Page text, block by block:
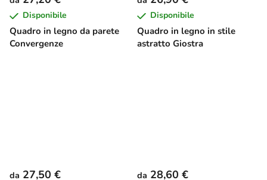
Quadro in legno da parete
Convergenze
Disponibile
Quadro in legno in stile
astratto Giostra
Disponibile
da 27,50 € da 28,60 €